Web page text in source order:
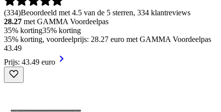
(334)Beoordeeld met 4.5 van de 5 sterren, 334 klantreviews
28.27 met GAMMA Voordeelpas
35% korting35% korting
35% korting, voordeelprijs: 28.27 euro met GAMMA Voordeelpas
43.49
Prijs: 43.49 euro